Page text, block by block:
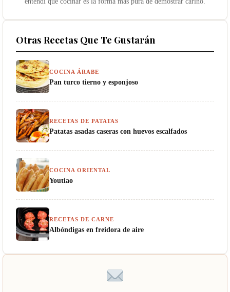
Otras Recetas Que Te Gustarán
COCINA ÁRABE
Pan turco tierno y esponjoso
RECETAS DE PATATAS
Patatas asadas caseras con huevos escalfados
COCINA ORIENTAL
Youtiao
RECETAS DE CARNE
Albóndigas en freidora de aire